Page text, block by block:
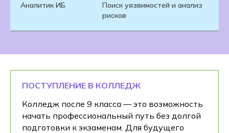
Аналитик ИБ
Поиск уязвимостей и анализ
рисков
ПОСТУПЛЕНИЕ В КОЛЛЕДЖ
Колледж после 9 класса — это возможность
начать профессиональный путь без долгой
подготовки к экзаменам. Для будущего